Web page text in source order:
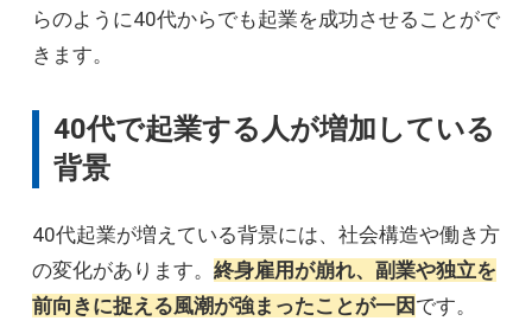
らのように40代からでも起業を成功させることがで
きます。
40代で起業する人が増加している
背景
40代起業が増えている背景には、社会構造や働き方
の変化があります。 終身雇用が崩れ、副業や独立を
前向きに捉える風潮が強まったことが一因です。